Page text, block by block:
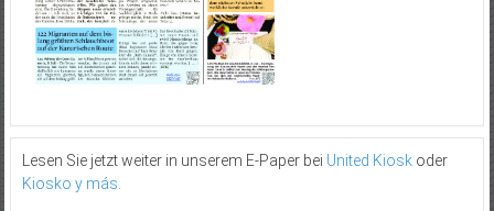
Lesen Sie jetzt weiter in unserem E-Paper bei United Kioskoder
Kiosko y más